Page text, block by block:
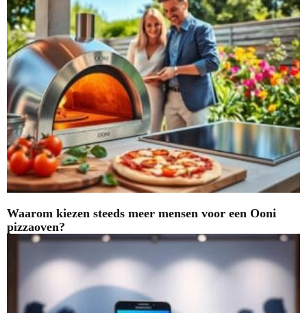
Waarom kiezen steeds meer mensen voor een Ooni
pizzaoven?